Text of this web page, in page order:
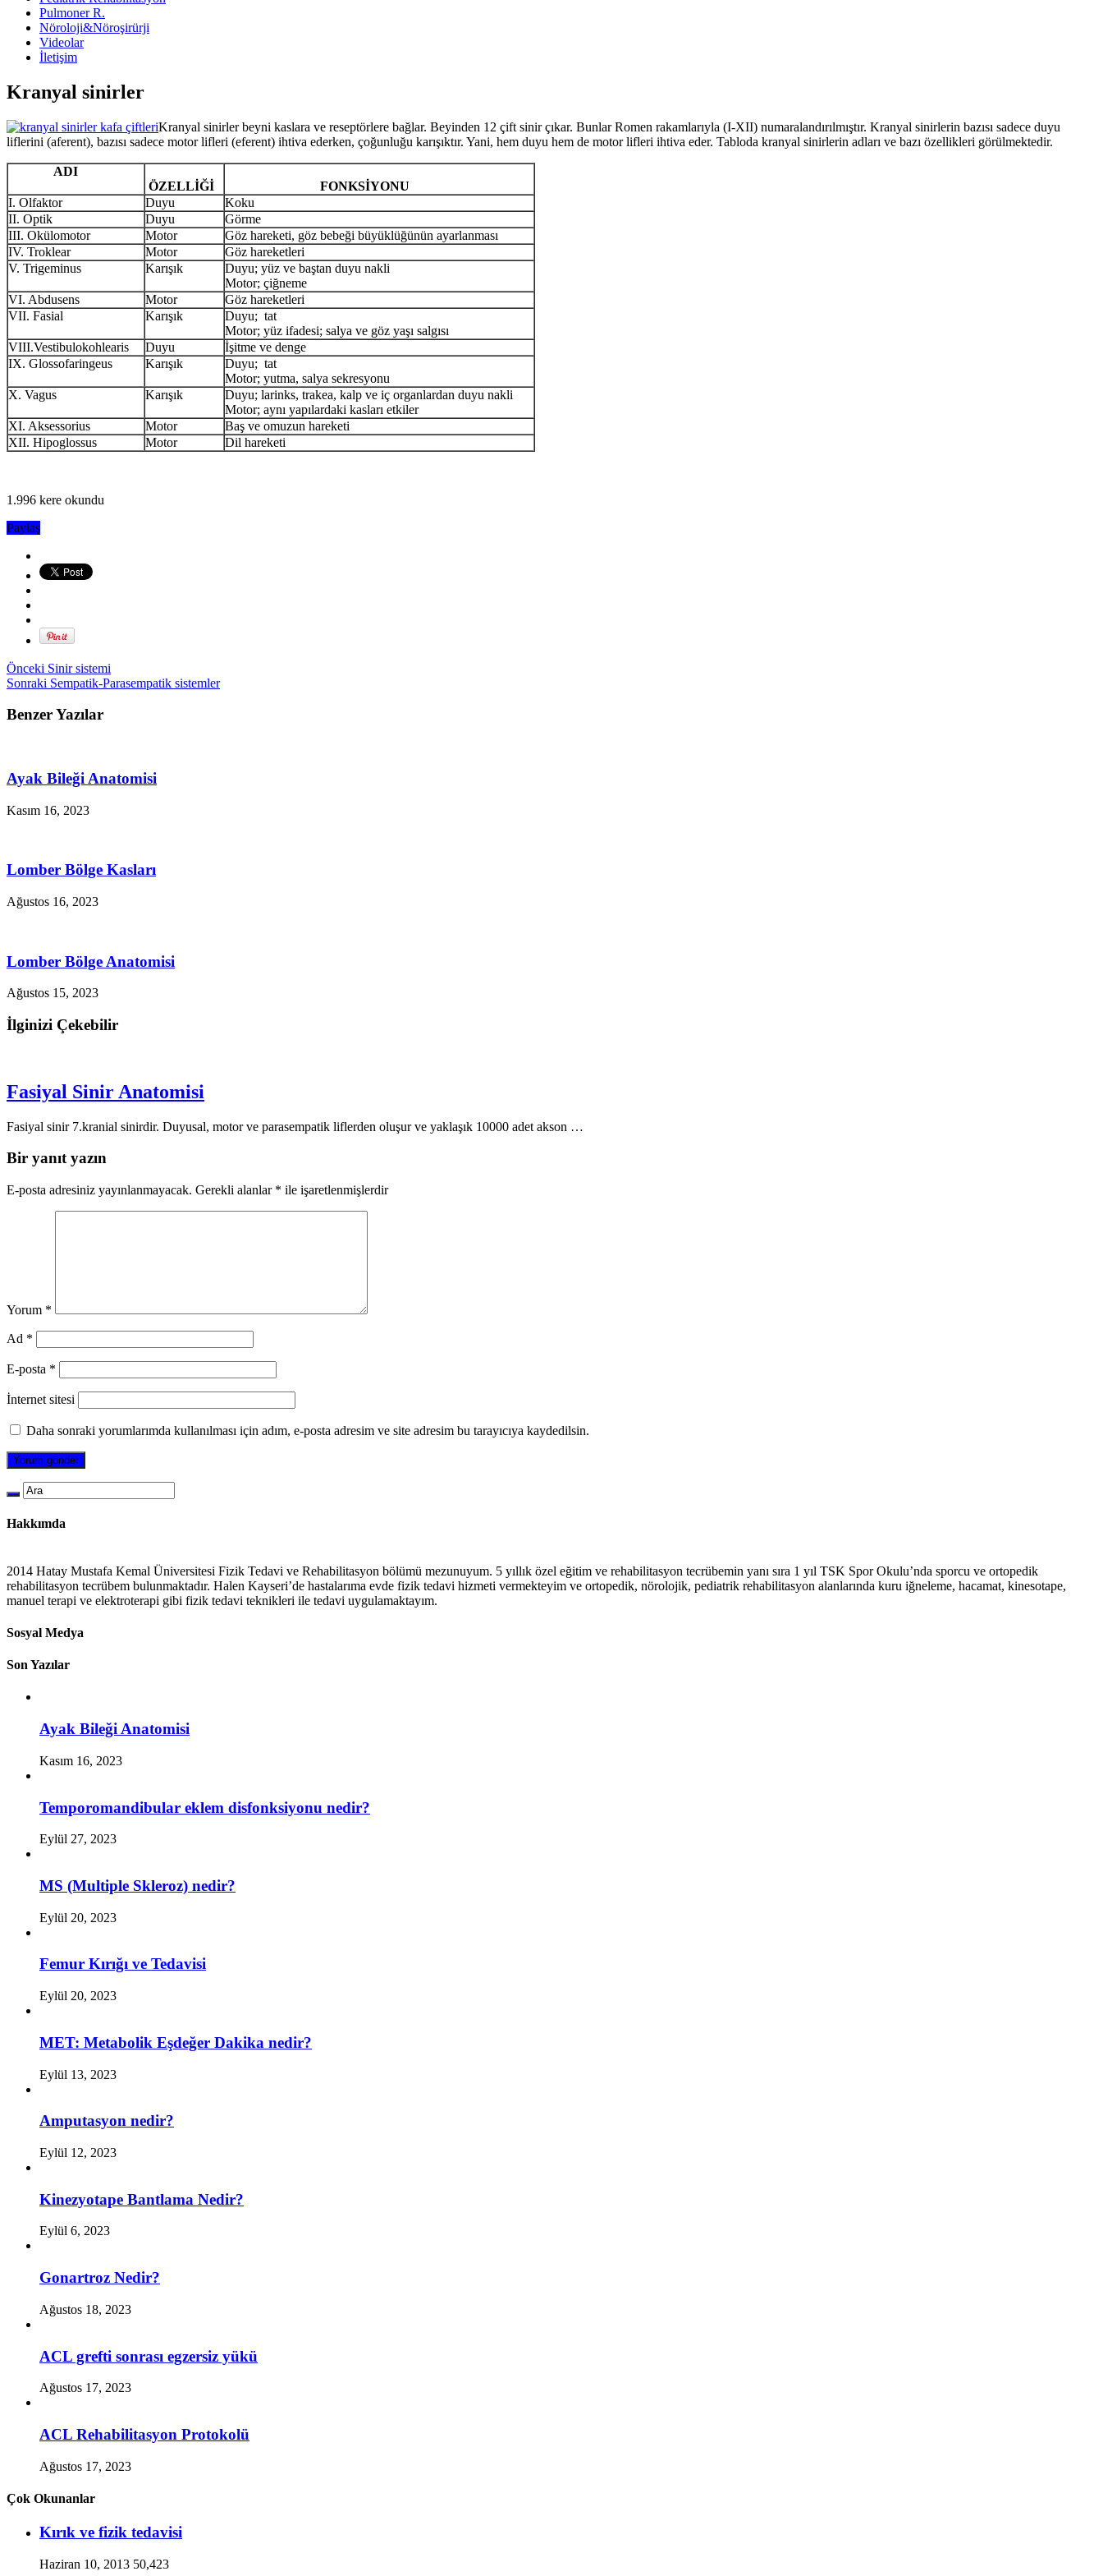
Pulmoner R.
Nöroloji&Nöroşirürji
Videolar
İletişim
Kranyal sinirler
Kranyal sinirler beyni kaslara ve reseptörlere bağlar. Beyinden 12 çift sinir çıkar. Bunlar Romen rakamlarıyla (I-XII) numaralandırılmıştır. Kranyal sinirlerin bazısı sadece duyu
liflerini (aferent), bazısı sadece motor lifleri (eferent) ihtiva ederken, çoğunluğu karışıktır. Yani, hem duyu hem de motor lifleri ihtiva eder. Tabloda kranyal sinirlerin adları ve bazı özellikleri görülmektedir.
ADI
ÖZELLİĞİ
FONKSİYONU
I. Olfaktor
Duyu
Koku
II. Optik
Duyu
Görme
III. Okülomotor
Motor
Göz hareketi, göz bebeği büyüklüğünün ayarlanması
IV. Troklear
Motor
Göz hareketleri
V. Trigeminus
Karışık
Duyu; yüz ve baştan duyu nakli
Motor; çiğneme
VI. Abdusens
Motor
Göz hareketleri
VII. Fasial
Karışık
Duyu; tat
Motor; yüz ifadesi; salya ve göz yaşı salgısı
VIII.Vestibulokohlearis
Duyu
İşitme ve denge
IX. Glossofaringeus
Karışık
Duyu; tat
Motor; yutma, salya sekresyonu
X. Vagus
Karışık
Duyu; larinks, trakea, kalp ve iç organlardan duyu nakli
Motor; aynı yapılardaki kasları etkiler
XI. Aksessorius
Motor
Baş ve omuzun hareketi
XII. Hipoglossus
Motor Dil hareketi
1.996 kere okundu
Paylaş
Önceki Sinir sistemi
Sonraki Sempatik-Parasempatik sistemler
Benzer Yazılar
Ayak Bileği Anatomisi
Kasım 16, 2023
Lomber Bölge Kasları
Ağustos 16, 2023
Lomber Bölge Anatomisi
Ağustos 15, 2023
İlginizi Çekebilir
Fasiyal Sinir Anatomisi
Fasiyal sinir 7.kranial sinirdir. Duyusal, motor ve parasempatik liflerden oluşur ve yaklaşık 10000 adet akson …
Bir yanıt yazın
E-posta adresiniz yayınlanmayacak. Gerekli alanlar * ile işaretlenmişlerdir
Yorum *
Ad *
E-posta *
İnternet sitesi
Daha sonraki yorumlarımda kullanılması için adım, e-posta adresim ve site adresim bu tarayıcıya kaydedilsin.
Hakkımda
2014 Hatay Mustafa Kemal Üniversitesi Fizik Tedavi ve Rehabilitasyon bölümü mezunuyum. 5 yıllık özel eğitim ve rehabilitasyon tecrübemin yanı sıra 1 yıl TSK Spor Okulu’nda sporcu ve ortopedik
rehabilitasyon tecrübem bulunmaktadır. Halen Kayseri’de hastalarıma evde fizik tedavi hizmeti vermekteyim ve ortopedik, nörolojik, pediatrik rehabilitasyon alanlarında kuru iğneleme, hacamat, kinesotape,
manuel terapi ve elektroterapi gibi fizik tedavi teknikleri ile tedavi uygulamaktayım.
Sosyal Medya
Son Yazılar
Ayak Bileği Anatomisi
Kasım 16, 2023
Temporomandibular eklem disfonksiyonu nedir?
Eylül 27, 2023
MS (Multiple Skleroz) nedir?
Eylül 20, 2023
Femur Kırığı ve Tedavisi
Eylül 20, 2023
MET: Metabolik Eşdeğer Dakika nedir?
Eylül 13, 2023
Amputasyon nedir?
Eylül 12, 2023
Kinezyotape Bantlama Nedir?
Eylül 6, 2023
Gonartroz Nedir?
Ağustos 18, 2023
ACL grefti sonrası egzersiz yükü
Ağustos 17, 2023
ACL Rehabilitasyon Protokolü
Ağustos 17, 2023
Çok Okunanlar
Kırık ve fizik tedavisi
Haziran 10, 2013 50,423